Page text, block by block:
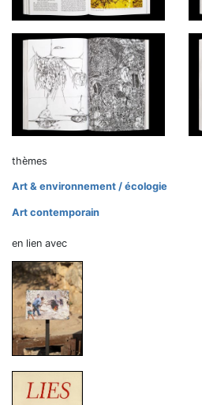
thèmes
Art & environnement / écologie
Art contemporain
en lien avec